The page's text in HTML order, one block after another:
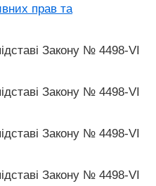
прав та
Закону № 4498-VI
Закону № 4498-VI
Закону № 4498-VI
Закону № 4498-VI